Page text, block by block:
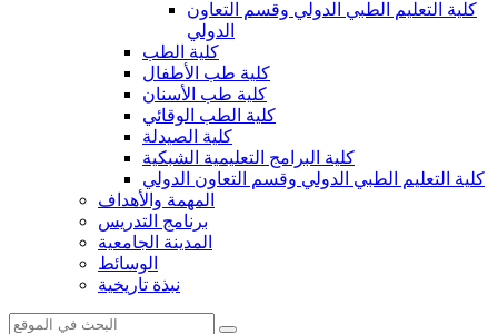
كلية التعليم الطبي الدولي وقسم التعاون
الدولي
كلية الطب
كلية طب الأطفال
كلية طب الأسنان
كلية الطب الوقائي
كلية الصيدلة
كلية البرامج التعليمية الشبكية
كلية التعليم الطبي الدولي وقسم التعاون الدولي
المهمة والأهداف
برنامج التدريس
المدينة الجامعية
الوسائط
نبذة تاريخية